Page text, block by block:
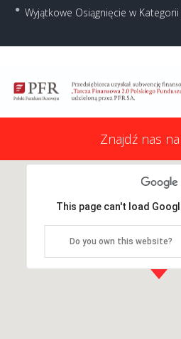
Wyjątkowe Osiągnięcie w
Znajdź nas
This page can't load
Do you own this website?